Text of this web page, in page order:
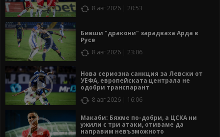
8 авг 2026 | 20:53
Бивши "дракони" зарадваха Арда в
Русе
8 авг 2026 | 23:06
Нова сериозна санкция за Левски от
УЕФА, европейската централа не
одобри транспарант
8 авг 2026 | 16:06
Макаби: Бяхме по-добри, а ЦСКА ни
ужили с три атаки, отиваме да
направим невъзможното